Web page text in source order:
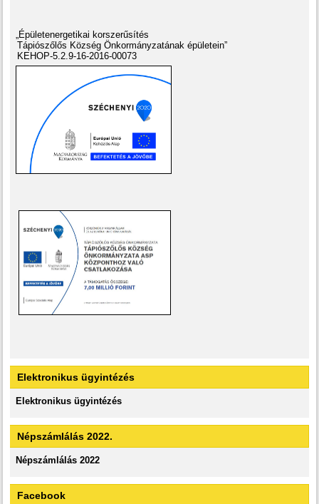
„Épületenergetikai korszerűsítés
Tápiószőlős Község Önkormányzatának épületein”
KEHOP-5.2.9-16-2016-00073
Elektronikus ügyintézés
Elektronikus ügyintézés
Népszámlálás 2022.
Népszámlálás 2022
Facebook